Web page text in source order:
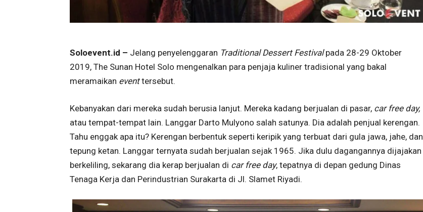
Soloevent.id – Jelang penyelenggaran Traditional Dessert Festivalpada 28-29 Oktober
2019, The Sunan Hotel Solo mengenalkan para penjaja kuliner tradisional yang bakal
meramaikan eventtersebut.
Kebanyakan dari mereka sudah berusia lanjut. Mereka kadang berjualan di pasar, car free day,
atau tempat-tempat lain. Langgar Darto Mulyono salah satunya. Dia adalah penjual kerengan.
Tahu enggak apa itu? Kerengan berbentuk seperti keripik yang terbuat dari gula jawa, jahe, dan
tepung ketan. Langgar ternyata sudah berjualan sejak 1965. Jika dulu dagangannya dijajakan
berkeliling, sekarang dia kerap berjualan di car free day, tepatnya di depan gedung Dinas
Tenaga Kerja dan Perindustrian Surakarta di Jl. Slamet Riyadi.